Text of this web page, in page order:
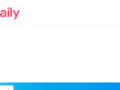
officiel de Kaspersky